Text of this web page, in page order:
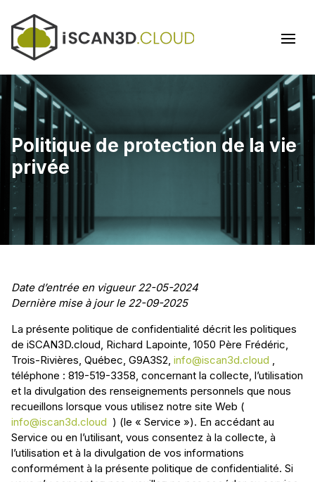
Politique de protection de la vie
privée
Date d’entrée en vigueur 22-05-2024
Dernière mise à jour le 22-09-2025
La présente politique de confidentialité décrit les politiques
de iSCAN3D.cloud, Richard Lapointe, 1050 Père Frédéric,
Trois-Rivières, Québec, G9A3S2, info@iscan3d.cloud
téléphone : 819-519-3358, concernant la collecte, l’utilisation
et la divulgation des renseignements personnels que nous
recueillons lorsque vous utilisez notre site Web (
info@iscan3d.cloud ) (le « Service »). En accédant au
Service ou en l’utilisant, vous consentez à la collecte, à
l’utilisation et à la divulgation de vos informations
conformément à la présente politique de confidentialité. Si